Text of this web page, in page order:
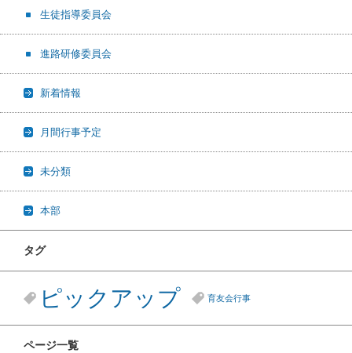
生徒指導委員会
進路研修委員会
新着情報
月間行事予定
未分類
本部
タグ
ピックアップ 育友会行事
ページ一覧